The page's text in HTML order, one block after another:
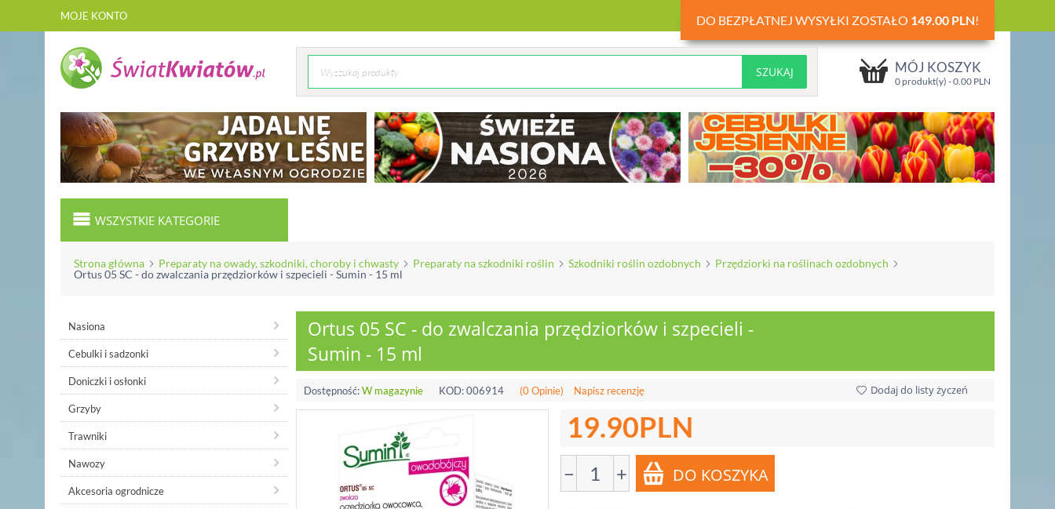
MOJE KONTO DO BEZPŁATNEJ WYSYŁKI ZOSTAŁO 149.00 PLN!
MÓJ KOSZYK
0 produkt(y) -0.00 PLN
WSZYSTKIE KATEGORIE
Strona główna Preparaty na owady, szkodniki, choroby i chwasty Preparaty na szkodniki roślin Szkodniki roślin ozdobnych
Przędziorki na roślinach ozdobnych
Ortus 05 SC - do zwalczania przędziorków i szpecieli - Sumin - 15 ml
Nasiona
Cebulki i sadzonki
Doniczki i osłonki
Grzyby
Trawniki
Nawozy
Akcesoria ogrodnicze
Ortus 05 SC - do zwalczania przędziorków i szpecieli -
Sumin - 15 ml
Dostępność:W magazynie KOD:006914 (0 Opinie) Napisz recenzję Dodaj do listy życzeń
19.90PLN
− +